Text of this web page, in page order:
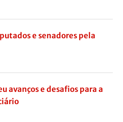
e senadores pela
avanços e desafios para a